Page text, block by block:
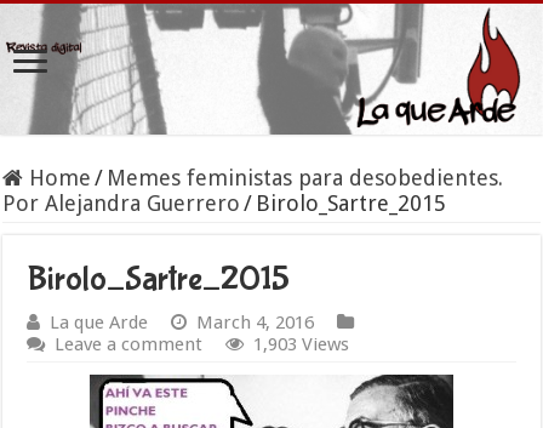
Home / Memes feministas para desobedientes.
Por Alejandra Guerrero / Birolo_Sartre_2015
Birolo_Sartre_2015
La que Arde
March 4, 2016
Leave a comment
1,903 Views